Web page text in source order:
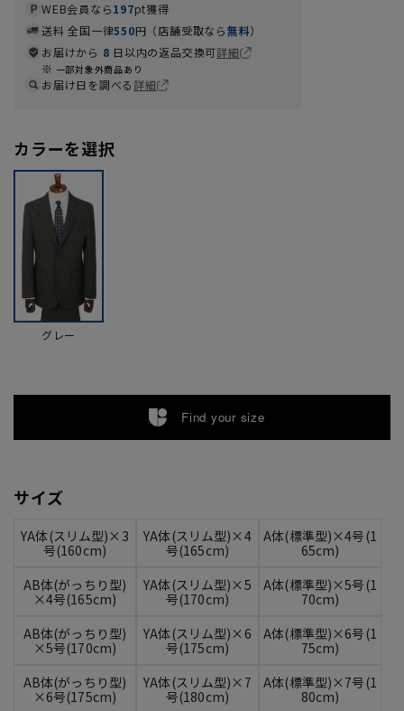
WEB会員なら197pt獲得
送料 全国一律550円（店舗受取なら無料）
お届けから 8 日以内の返品交換可詳細
一部対象外商品あり
お届け日を調べる詳細
カラーを選択
グレー
Find your size
サイズ
YA体(スリム型)×3
号(160cm)
YA体(スリム型)×4
号(165cm)
A体(標準型)×4号(1
65cm)
AB体(がっちり型)
×4号(165cm)
YA体(スリム型)×5
号(170cm)
A体(標準型)×5号(1
70cm)
AB体(がっちり型)
×5号(170cm)
YA体(スリム型)×6
号(175cm)
A体(標準型)×6号(1
75cm)
AB体(がっちり型)
×6号(175cm)
YA体(スリム型)×7
号(180cm)
A体(標準型)×7号(1
80cm)